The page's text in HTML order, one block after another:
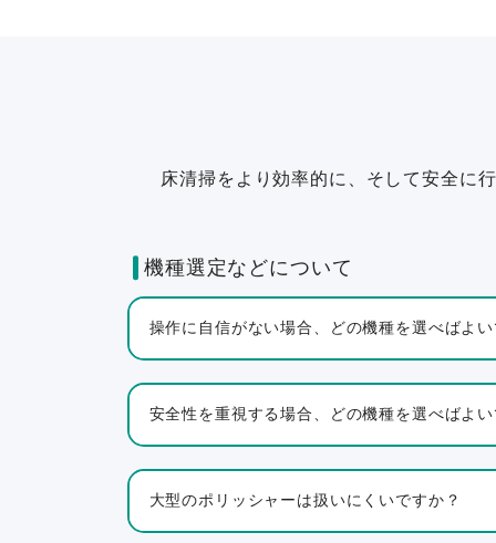
床清掃をより効率的に、そして安全に
機種選定などについて
操作に自信がない場合、どの機種を選べばよ
安全性を重視する場合、どの機種を選べばよ
大型のポリッシャーは扱いにくいですか？